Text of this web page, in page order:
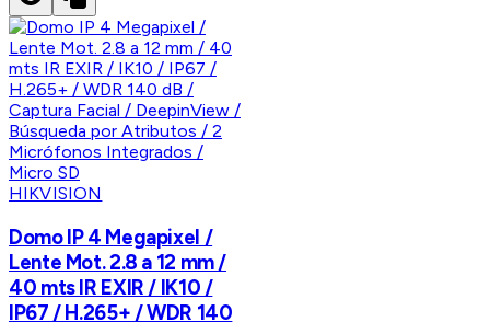
HIKVISION
Domo IP 4 Megapixel /
Lente Mot. 2.8 a 12 mm /
40 mts IR EXIR / IK10 /
IP67 / H.265+ / WDR 140